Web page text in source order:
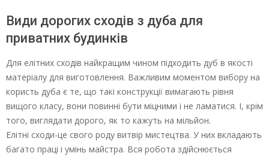
Види дорогих сходів з дуба для
приватних будинків
Для елітних сходів найкращим чином підходить дуб в якості
матеріалу для виготовлення. Важливим моментом вибору на
користь дуба є те, що такі конструкції вимагають рівня
вищого класу, вони повинні бути міцними і не ламатися. І, крім
того, виглядати дорого, як то кажуть на мільйон.
Елітні сходи-це свого роду витвір мистецтва. У них вкладають
багато праці і умінь майстра. Вся робота здійснюється